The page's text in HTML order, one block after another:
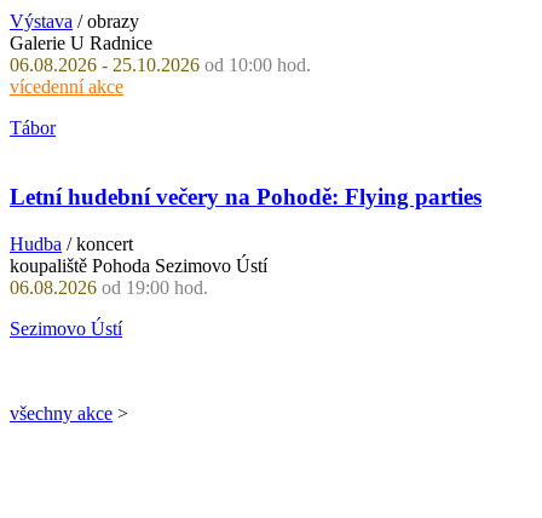
Výstava / obrazy
Galerie U Radnice
06.08.2026 - 25.10.2026 od 10:00 hod.
vícedenní akce
Tábor
Letní hudební večery na Pohodě: Flying parties
Hudba / koncert
koupaliště Pohoda Sezimovo Ústí
06.08.2026 od 19:00 hod.
Sezimovo Ústí
všechny akce >